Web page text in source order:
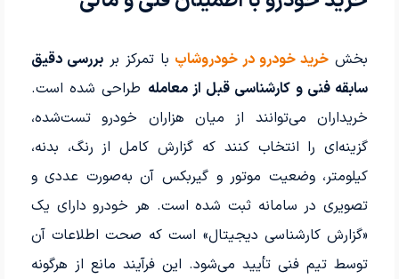
بخش خرید خودرو در خودروشاپ با تمرکز بربررسی دقیق
سابقه فنی و کارشناسی قبل از معامله طراحی شده است.
خریداران می‌توانند از میان هزاران خودرو تست‌شده،
گزینه‌ای را انتخاب کنند که گزارش کامل از رنگ، بدنه،
کیلومتر، وضعیت موتور و گیربکس آن به‌صورت عددی و
تصویری در سامانه ثبت شده است. هر خودرو دارای یک
«گزارش کارشناسی دیجیتال» است که صحت اطلاعات آن
توسط تیم فنی تأیید می‌شود. این فرآیند مانع از هرگونه